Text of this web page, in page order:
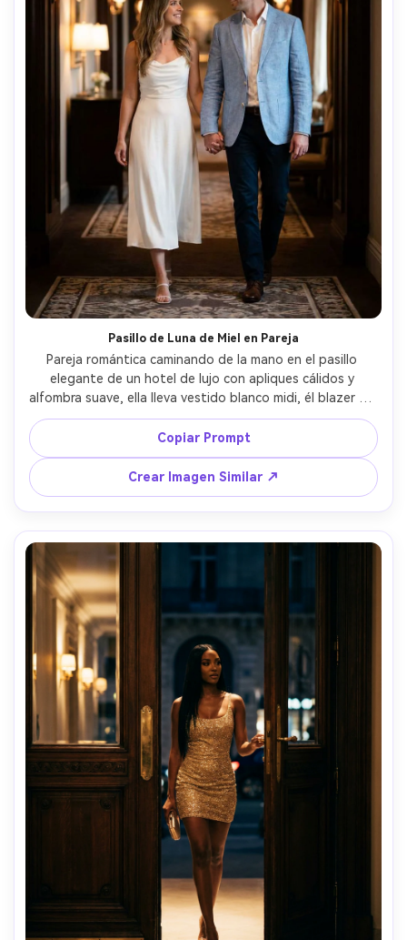
Pasillo de Luna de Miel en Pareja
Pareja romántica caminando de la mano en el pasillo
elegante de un hotel de lujo con apliques cálidos y
alfombra suave, ella lleva vestido blanco midi, él blazer de
lino, ambos sonrientes, poca profundidad de campo,
bokeh de ensueño, tomada con Sony A7IV, 85mm f/1.4,
toma espontánea media, fotorrealista, ambiente
romántico e íntimo de viaje, luz cinematográfica suave --
ar 4:5
Copiar Prompt
Crear Imagen Similar ↗